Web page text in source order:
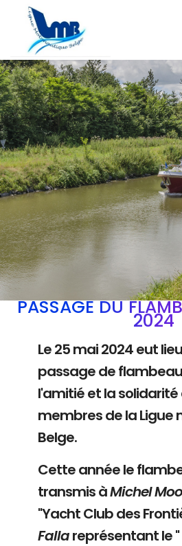
PASSAGE DU
2024
Le 25 mai 2024 eut
passage de
l'amitié et la solidarité
membres de la
Belge.
Cette année le
transmis àMichel
"Yacht Club des
Fallareprésentant le